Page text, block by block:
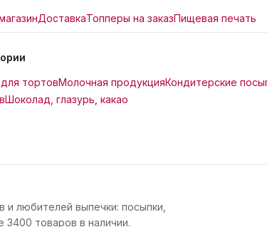
ДоставкаТопперы на заказПищевая печать
тортовМолочная продукцияКондитерские
Шоколад, глазурь, какао
любителей выпечки: посыпки,
товаров в наличии.